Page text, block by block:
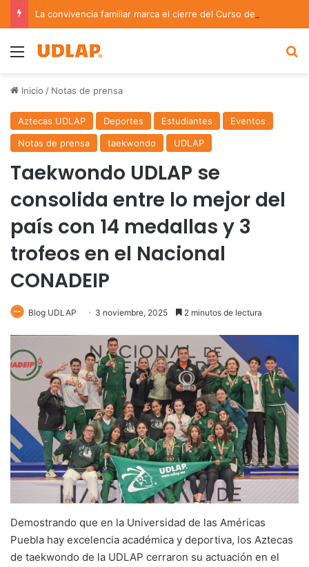
Menu
Inicio / Notas de prensa
Aztecas UDLAP Deportes Estudiantes
Eventos
Notas de prensa
taekwondo UDLAP
Taekwondo UDLAP se
consolida entre lo mejor del
país con 14 medallas y 3
trofeos en el Nacional
CONADEIP
Blog UDLAP 3 noviembre, 2025 2 minutos de lectura
Demostrando que en la Universidad de las Américas
Puebla hay excelencia académica y deportiva, los Aztecas
de taekwondo de la UDLAP cerraron su actuación en el